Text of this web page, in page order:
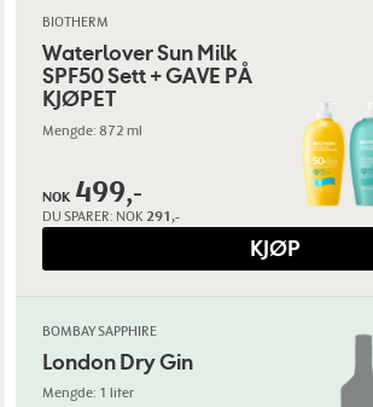
BIOTHERM
Waterlover Sun Milk
SPF50 Sett + GAVE PÅ
KJØPET
Mengde: 872 ml
NOK 499,-
DU SPARER: NOK 291,-
KJØP
BOMBAY SAPPHIRE
London Dry Gin
Mengde: 1 liter